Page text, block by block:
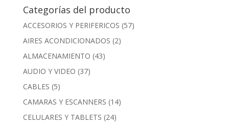
Categorías del producto
ACCESORIOS Y PERIFERICOS (57)
AIRES ACONDICIONADOS (2)
ALMACENAMIENTO (43)
AUDIO Y VIDEO (37)
CABLES (5)
CAMARAS Y ESCANNERS (14)
CELULARES Y TABLETS (24)